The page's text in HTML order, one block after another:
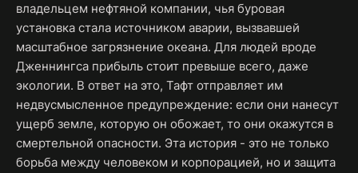
владельцем нефтяной компании, чья буровая
установка стала источником аварии, вызвавшей
масштабное загрязнение океана. Для людей вроде
Дженнингса прибыль стоит превыше всего, даже
экологии. В ответ на это, Тафт отправляет им
недвусмысленное предупреждение: если они нанесут
ущерб земле, которую он обожает, то они окажутся в
смертельной опасности. Эта история - это не только
борьба между человеком и корпорацией, но и защита